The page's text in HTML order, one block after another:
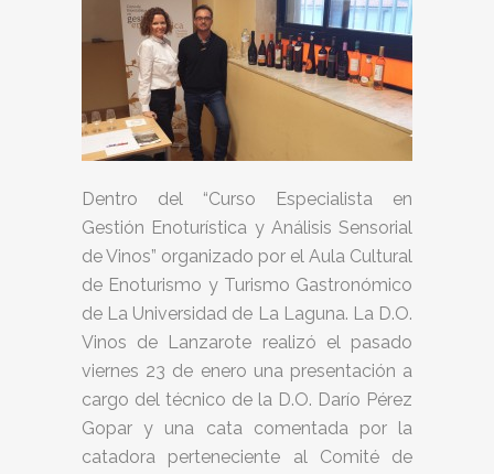
Dentro del “Curso Especialista en
Gestión Enoturística y Análisis Sensorial
de Vinos” organizado por el Aula Cultural
de Enoturismo y Turismo Gastronómico
de La Universidad de La Laguna. La D.O.
Vinos de Lanzarote realizó el pasado
viernes 23 de enero una presentación a
cargo del técnico de la D.O. Darío Pérez
Gopar y una cata comentada por la
catadora perteneciente al Comité de